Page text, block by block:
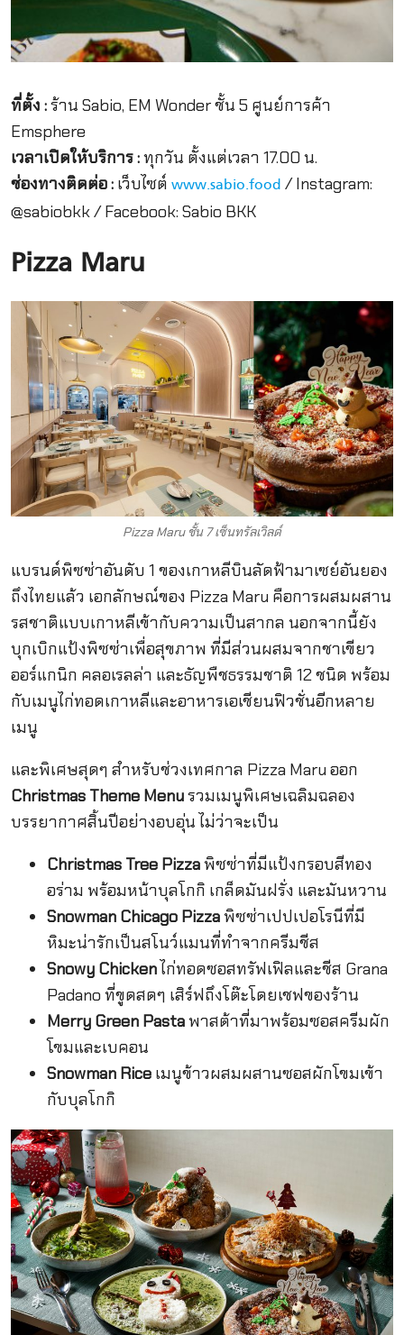
ที่ตั้ง :ร้าน Sabio, EM Wonder ชั้น 5 ศูนย์การค้า
Emsphere
เวลาเปิดให้บริการ :ทุกวัน ตั้งแต่เวลา 17.00 น.
ช่องทางติดต่อ : เว็บไซต์ www.sabio.food / Instagram:
@sabiobkk / Facebook: Sabio BKK
Pizza Maru
Pizza Maru ชั้น 7 เซ็นทรัลเวิลด์
แบรนด์พิซซ่าอันดับ 1 ของเกาหลีบินลัดฟ้ามาเซย์อันยอง
ถึงไทยแล้ว เอกลักษณ์ของ Pizza Maru คือการผสมผสาน
รสชาติแบบเกาหลีเข้ากับความเป็นสากล นอกจากนี้ยัง
บุกเบิกแป้งพิซซ่าเพื่อสุขภาพ ที่มีส่วนผสมจากชาเขียว
ออร์แกนิก คลอเรลล่า และธัญพืชธรรมชาติ 12 ชนิด พร้อม
กับเมนูไก่ทอดเกาหลีและอาหารเอเชียนฟิวชั่นอีกหลาย
เมนู
และพิเศษสุดๆ สำหรับช่วงเทศกาล Pizza Maru ออก
Christmas Theme Menuรวมเมนูพิเศษเฉลิมฉลอง
บรรยากาศสิ้นปีอย่างอบอุ่น ไม่ว่าจะเป็น
Christmas Tree Pizzaพิซซ่าที่มีแป้งกรอบสีทอง
อร่าม พร้อมหน้าบุลโกกิ เกล็ดมันฝรั่ง และมันหวาน
Snowman Chicago Pizzaพิซซ่าเปปเปอโรนีที่มี
หิมะน่ารักเป็นสโนว์แมนที่ทำจากครีมชีส
Snowy Chickenไก่ทอดซอสทรัฟเฟิลและชีส Grana
Padano ที่ขูดสดๆ เสิร์ฟถึงโต๊ะโดยเชฟของร้าน
Merry Green Pastaพาสต้าที่มาพร้อมซอสครีมผัก
โขมและเบคอน
Snowman Riceเมนูข้าวผสมผสานซอสผักโขมเข้า
กับบุลโกกิ